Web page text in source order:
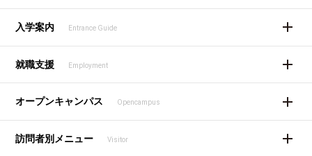
入学案内 Entrance Guide
就職支援 Employment
オープンキャンパス Opencampus
訪問者別メニュー Visitor